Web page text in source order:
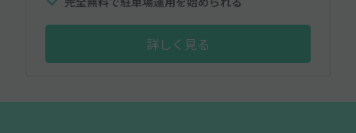
詳しく見る